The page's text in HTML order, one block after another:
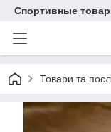
Спортивные
Товари та